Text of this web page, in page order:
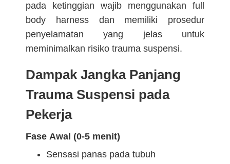
pada ketinggian wajib menggunakan full
body harness dan memiliki prosedur
penyelamatan yang jelas untuk
meminimalkan risiko trauma suspensi.
Dampak Jangka Panjang
Trauma Suspensi pada
Pekerja
Fase Awal (0-5 menit)
Sensasi panas pada tubuh